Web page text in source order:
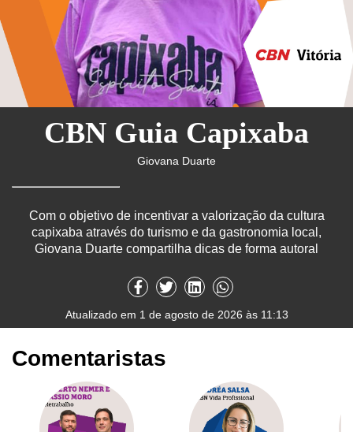
CBN Guia Capixaba
Giovana Duarte
Com o objetivo de incentivar a valorização da cultura
capixaba através do turismo e da gastronomia local,
Giovana Duarte compartilha dicas de forma autoral
Atualizado em 1 de agosto de 2026 às 11:13
Comentaristas